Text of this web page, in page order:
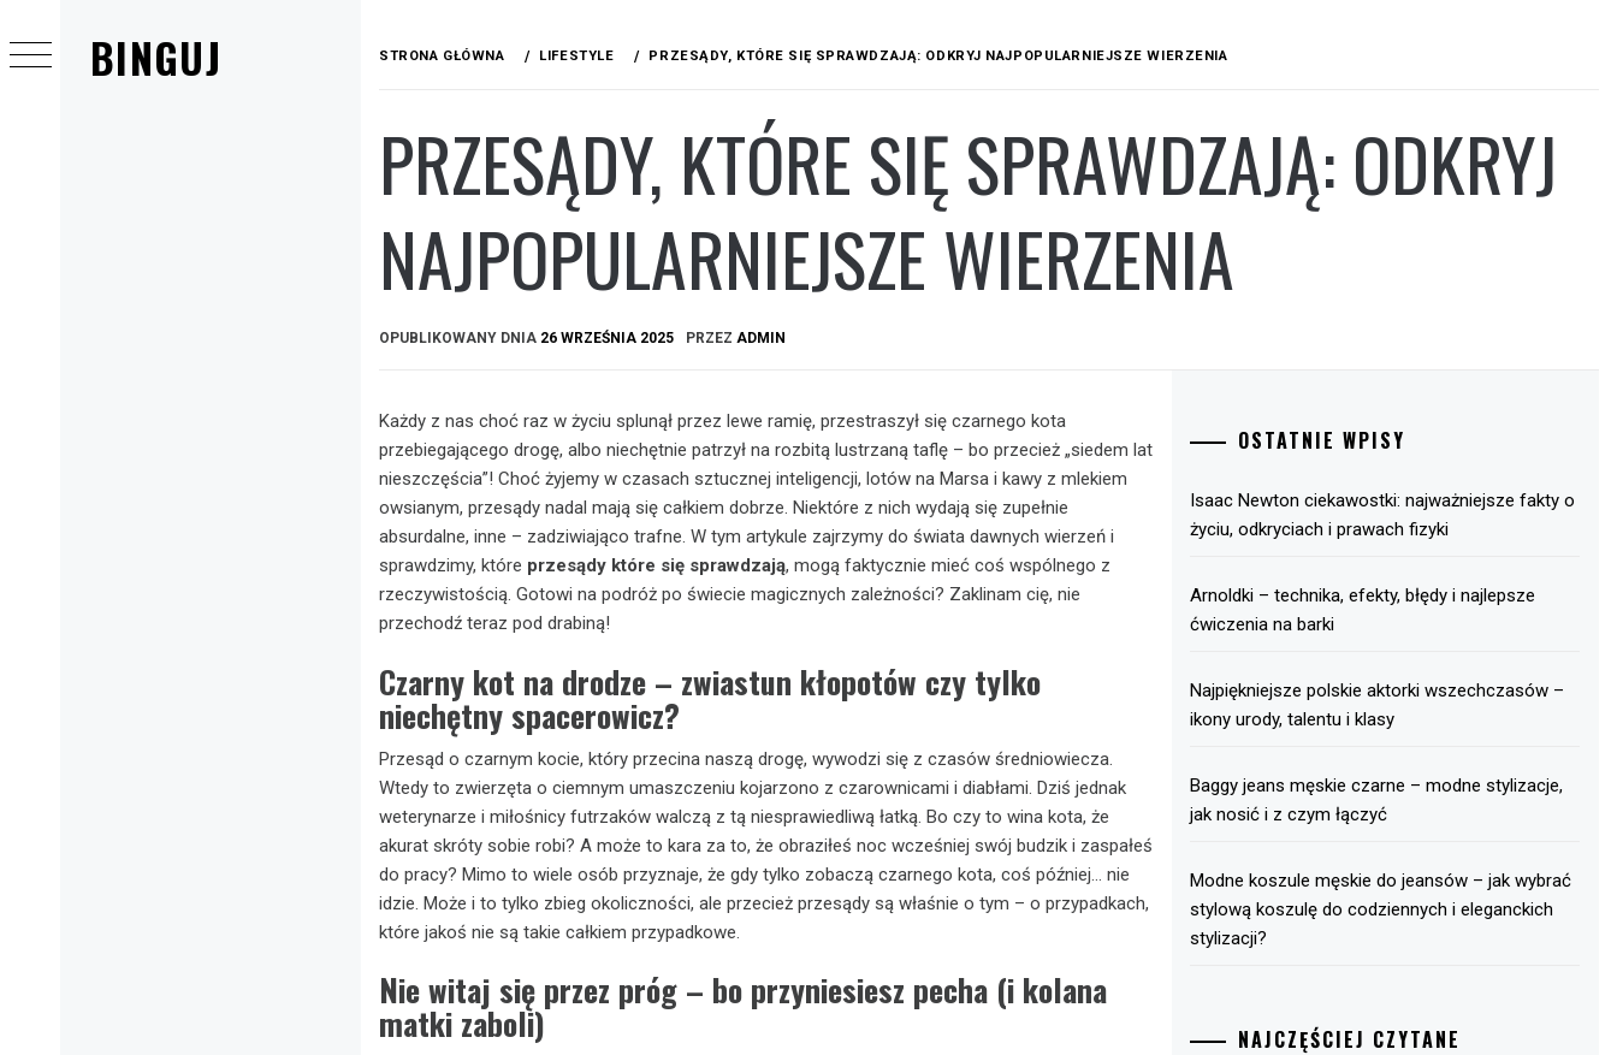
BINGUJ
do
treści
STRONA GŁÓWNA LIFESTYLE PRZESĄDY, KTÓRE SIĘ SPRAWDZAJĄ: ODKRYJ NAJPOPULARNIEJSZE WIERZENIA
PRZESĄDY, KTÓRE SIĘ SPRAWDZAJĄ: ODKRYJ
NAJPOPULARNIEJSZE WIERZENIA
OPUBLIKOWANY DNIA 26 WRZEŚNIA 2025 PRZEZ ADMIN
Każdy z nas choć raz w życiu splunął przez lewe ramię, przestraszył się czarnego kota
przebiegającego drogę, albo niechętnie patrzył na rozbitą lustrzaną taflę – bo przecież „siedem lat
nieszczęścia”! Choć żyjemy w czasach sztucznej inteligencji, lotów na Marsa i kawy z mlekiem
owsianym, przesądy nadal mają się całkiem dobrze. Niektóre z nich wydają się zupełnie
absurdalne, inne – zadziwiająco trafne. W tym artykule zajrzymy do świata dawnych wierzeń i
sprawdzimy, które przesądy które się sprawdzają, mogą faktycznie mieć coś wspólnego z
rzeczywistością. Gotowi na podróż po świecie magicznych zależności? Zaklinam cię, nie
przechodź teraz pod drabiną!
Czarny kot na drodze – zwiastun kłopotów czy tylko
niechętny spacerowicz?
Przesąd o czarnym kocie, który przecina naszą drogę, wywodzi się z czasów średniowiecza.
Wtedy to zwierzęta o ciemnym umaszczeniu kojarzono z czarownicami i diabłami. Dziś jednak
weterynarze i miłośnicy futrzaków walczą z tą niesprawiedliwą łatką. Bo czy to wina kota, że
akurat skróty sobie robi? A może to kara za to, że obraziłeś noc wcześniej swój budzik i zaspałeś
do pracy? Mimo to wiele osób przyznaje, że gdy tylko zobaczą czarnego kota, coś później… nie
idzie. Może i to tylko zbieg okoliczności, ale przecież przesądy są właśnie o tym – o przypadkach,
które jakoś nie są takie całkiem przypadkowe.
Nie witaj się przez próg – bo przyniesiesz pecha (i kolana
matki zaboli)
OSTATNIE WPISY
Isaac Newton ciekawostki: najważniejsze fakty o
życiu, odkryciach i prawach fizyki
Arnoldki – technika, efekty, błędy i najlepsze
ćwiczenia na barki
Najpiękniejsze polskie aktorki wszechczasów –
ikony urody, talentu i klasy
Baggy jeans męskie czarne – modne stylizacje,
jak nosić i z czym łączyć
Modne koszule męskie do jeansów – jak wybrać
stylową koszulę do codziennych i eleganckich
stylizacji?
NAJCZĘŚCIEJ CZYTANE